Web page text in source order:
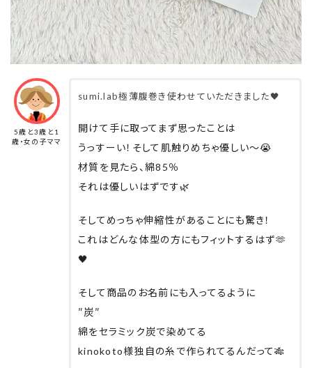
5歳と3歳と1
歳・女の子ママ
sumi.lab極薄腹巻き使わせていただきました🖤
開けて手に取ってまず思ったことは
うっすーい！そして肌触りめちゃ優しい～😭
材質を見たら、綿85％
それは優しいはずです🌿
そしてめっちゃ伸縮性があることにも驚き！
これはどんな体型の方にもフィットするはず🫶
🖤
そして商品のお名前にも入ってるように
″炭″
綿をセラミック炭で染めてる
kinokoto様独自の糸で作られてるんだって🎋